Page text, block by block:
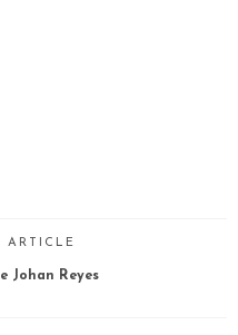
ARTICLE
Johan Reyes